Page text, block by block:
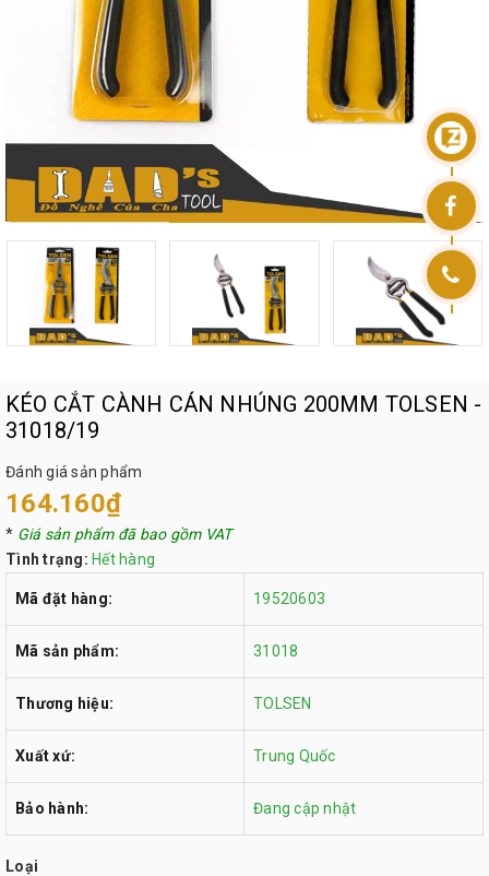
KÉO CẮT CÀNH CÁN NHÚNG 200MM TOLSEN -
31018/19
Đánh giá sản phẩm
164.160₫
* Giá sản phẩm đã bao gồm VAT
Tình trạng: Hết hàng
Mã đặt hàng: 19520603
Mã sản phẩm: 31018
Thương hiệu: TOLSEN
Xuất xứ: Trung Quốc
Bảo hành: Đang cập nhật
Loại